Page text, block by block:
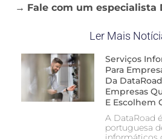
→ Fale com um especialista
Ler Mais
Serviços
Para
Da
Empresas
E Escolhem
A DataRoad
portuguesa